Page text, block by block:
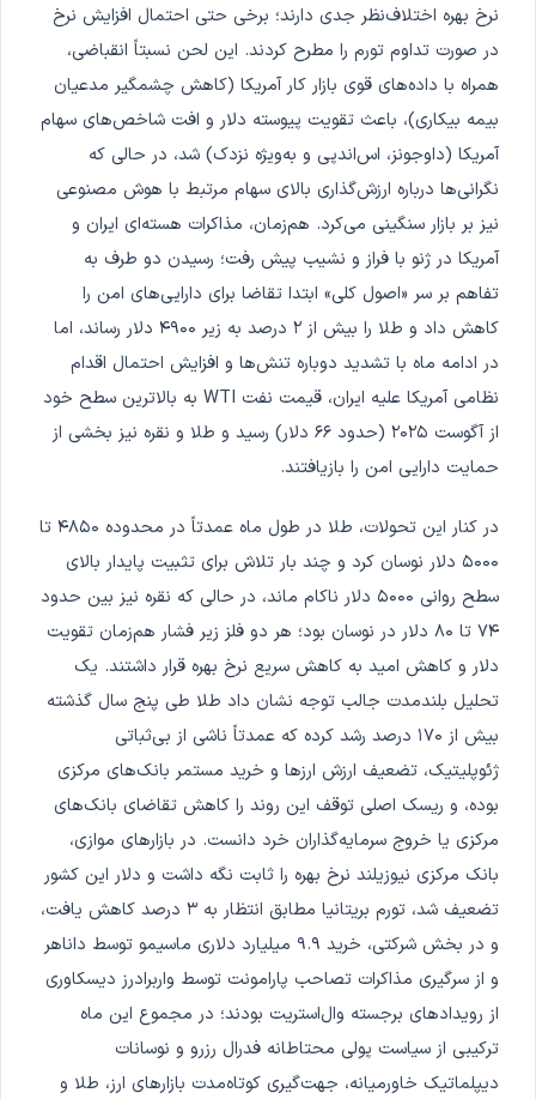
نرخ بهره اختلاف‌نظر جدی دارند؛ برخی حتی احتمال افزایش نرخ
در صورت تداوم تورم را مطرح کردند. این لحن نسبتاً انقباضی،
همراه با داده‌های قوی بازار کار آمریکا (کاهش چشمگیر مدعیان
بیمه بیکاری)، باعث تقویت پیوسته دلار و افت شاخص‌های سهام
آمریکا (داوجونز، اس‌اندپی و به‌ویژه نزدک) شد، در حالی که
نگرانی‌ها درباره ارزش‌گذاری بالای سهام مرتبط با هوش مصنوعی
نیز بر بازار سنگینی می‌کرد. هم‌زمان، مذاکرات هسته‌ای ایران و
آمریکا در ژنو با فراز و نشیب پیش رفت؛ رسیدن دو طرف به
تفاهم بر سر «اصول کلی» ابتدا تقاضا برای دارایی‌های امن را
کاهش داد و طلا را بیش از ۲ درصد به زیر ۴۹۰۰ دلار رساند، اما
در ادامه ماه با تشدید دوباره تنش‌ها و افزایش احتمال اقدام
نظامی آمریکا علیه ایران، قیمت نفت WTI به بالاترین سطح خود
از آگوست ۲۰۲۵ (حدود ۶۶ دلار) رسید و طلا و نقره نیز بخشی از
حمایت دارایی امن را بازیافتند.
در کنار این تحولات، طلا در طول ماه عمدتاً در محدوده ۴۸۵۰ تا
۵۰۰۰ دلار نوسان کرد و چند بار تلاش برای تثبیت پایدار بالای
سطح روانی ۵۰۰۰ دلار ناکام ماند، در حالی که نقره نیز بین حدود
۷۴ تا ۸۰ دلار در نوسان بود؛ هر دو فلز زیر فشار هم‌زمان تقویت
دلار و کاهش امید به کاهش سریع نرخ بهره قرار داشتند. یک
تحلیل بلندمدت جالب توجه نشان داد طلا طی پنج سال گذشته
بیش از ۱۷۰ درصد رشد کرده که عمدتاً ناشی از بی‌ثباتی
ژئوپلیتیک، تضعیف ارزش ارزها و خرید مستمر بانک‌های مرکزی
بوده، و ریسک اصلی توقف این روند را کاهش تقاضای بانک‌های
مرکزی یا خروج سرمایه‌گذاران خرد دانست. در بازارهای موازی،
بانک مرکزی نیوزیلند نرخ بهره را ثابت نگه داشت و دلار این کشور
تضعیف شد، تورم بریتانیا مطابق انتظار به ۳ درصد کاهش یافت،
و در بخش شرکتی، خرید ۹.۹ میلیارد دلاری ماسیمو توسط داناهر
و از سرگیری مذاکرات تصاحب پارامونت توسط واربرادرز دیسکاوری
از رویدادهای برجسته وال‌استریت بودند؛ در مجموع این ماه
ترکیبی از سیاست پولی محتاطانه فدرال رزرو و نوسانات
دیپلماتیک خاورمیانه، جهت‌گیری کوتاه‌مدت بازارهای ارز، طلا و